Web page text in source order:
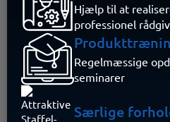
Hjælp til at
professionel
Regelmæssige
seminarer
Særlige